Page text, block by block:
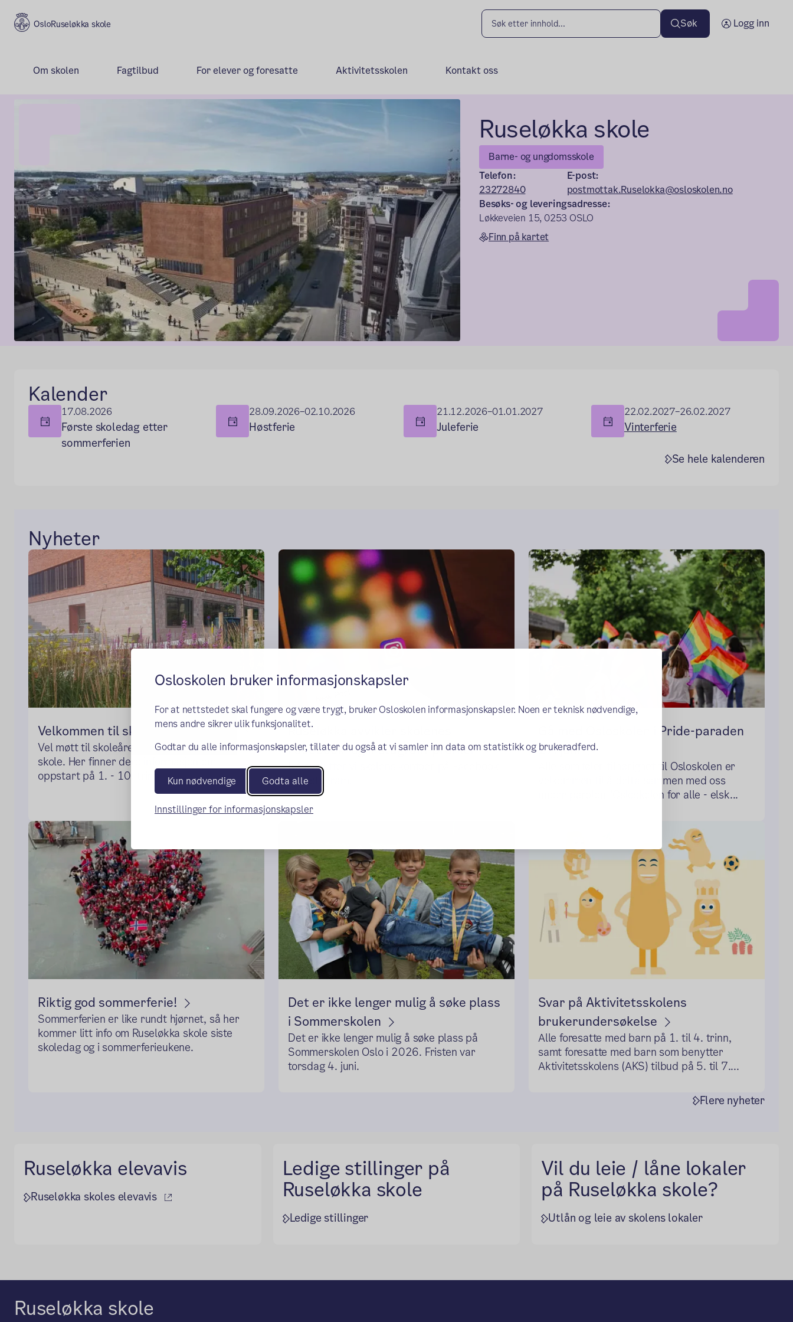
Osloskolen bruker informasjonskapsler
For at nettstedet skal fungere og være trygt, bruker Osloskolen informasjonskapsler. Noen er teknisk nødvendige,
mens andre sikrer ulik funksjonalitet.
Godtar du alle informasjonskapsler, tillater du også at vi samler inn data om statistikk og brukeradferd.
Kun nødvendige Godta alle
Innstillinger for informasjonskapsler
Ruseløkka skole Søk Logg inn
Om skolen Fagtilbud For elever og foresatte Aktivitetsskolen Kontakt oss
Ruseløkka skole
Barne- og ungdomsskole
Telefon:
23272840
E-post:
postmottak.Ruselokka@osloskolen.no
Besøks- og leveringsadresse:
Løkkeveien 15, 0253 OSLO
Finn på kartet
Kalender
17.08.2026
Første skoledag etter
sommerferien
28.09.2026–02.10.2026
Høstferie
21.12.2026–01.01.2027
Juleferie
22.02.2027–26.02.2027
Vinterferie
Se hele kalenderen
Nyheter
Velkommen til skolestart i august!
Vel møtt til skoleåret 2026/27 på Ruseløkka
skole. Her finner dere informasjon om
oppstart på 1. - 10. trinn!
Ruseløkka avvikler skolenes
Facebook- og Instagram-profiler
Nå avslutter vi skolens kontoer på Facebook
og Instagram.
Gå med Osloskolen i Pride-paraden
27. juni
Alle som føler tilhørighet til Osloskolen er
velkommen til å delta sammen med oss
under parolen "Osloskolen for alle - elsk...
Riktig god sommerferie!
Sommerferien er like rundt hjørnet, så her
kommer litt info om Ruseløkka skole siste
skoledag og i sommerferieukene.
Det er ikke lenger mulig å søke plass
i Sommerskolen
Det er ikke lenger mulig å søke plass på
Sommerskolen Oslo i 2026. Fristen var
torsdag 4. juni.
Svar på Aktivitetsskolens
brukerundersøkelse
Alle foresatte med barn på 1. til 4. trinn,
samt foresatte med barn som benytter
Aktivitetsskolens (AKS) tilbud på 5. til 7....
Flere nyheter
Ruseløkka elevavis
Ruseløkka skoles elevavis (ekstern lenke)
Ledige stillinger på
Ruseløkka skole
Ledige stillinger
Vil du leie / låne lokaler
på Ruseløkka skole?
Utlån og leie av skolens lokaler
Ruseløkka skole